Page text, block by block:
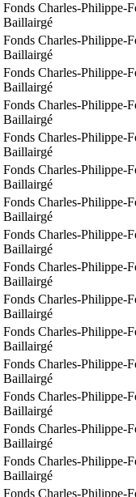
Fonds Charles-Philippe-
Baillairgé
Fonds Charles-Philippe-
Baillairgé
Fonds Charles-Philippe-
Baillairgé
Fonds Charles-Philippe-
Baillairgé
Fonds Charles-Philippe-
Baillairgé
Fonds Charles-Philippe-
Baillairgé
Fonds Charles-Philippe-
Baillairgé
Fonds Charles-Philippe-
Baillairgé
Fonds Charles-Philippe-
Baillairgé
Fonds Charles-Philippe-
Baillairgé
Fonds Charles-Philippe-
Baillairgé
Fonds Charles-Philippe-
Baillairgé
Fonds Charles-Philippe-
Baillairgé
Fonds Charles-Philippe-
Baillairgé
Fonds Charles-Philippe-
Baillairgé
Fonds Charles-Philippe-